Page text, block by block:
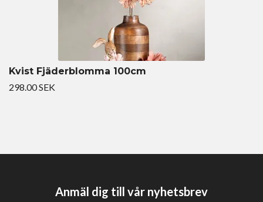
Kvist Fjäderblomma 100cm
298.00 SEK
Anmäl dig till vår nyhetsbrev